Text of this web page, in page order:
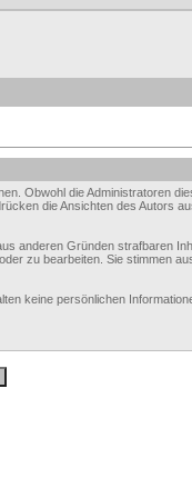
Obwohl die Administratoren
die Ansichten des Autors
anderen Gründen strafbaren
zu bearbeiten. Sie stimmen
keine persönlichen